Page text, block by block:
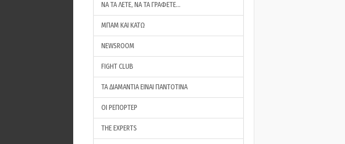
ΝΑ ΤΑ ΛΕΤΕ, ΝΑ ΤΑ ΓΡΑΦΕΤΕ…
ΜΠΑΜ ΚΑΙ ΚΑΤΩ
NEWSROOM
FIGHT CLUB
ΤΑ ΔΙΑΜΑΝΤΙΑ ΕΙΝΑΙ ΠΑΝΤΟΤΙΝΑ
ΟΙ ΡΕΠΟΡΤΕΡ
THE EXPERTS